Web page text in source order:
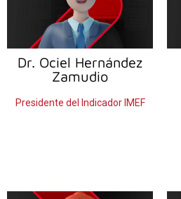
Dr. Ociel Hernández
Zamudio
Presidente del Indicador IMEF